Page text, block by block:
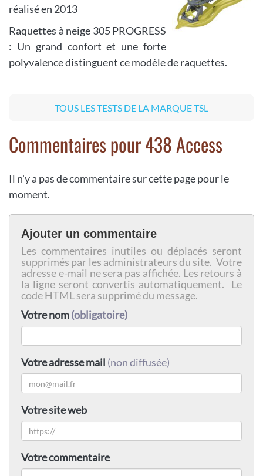
réalisé en 2013
Raquettes à neige 305 PROGRESS
: Un grand confort et une forte
polyvalence distinguent ce modèle de raquettes.
TOUS LES TESTS DE LA MARQUE TSL
Commentaires pour 438 Access
Il n'y a pas de commentaire sur cette page pour le
moment.
Ajouter un commentaire
Les commentaires inutiles ou déplacés seront
supprimés par les administrateurs du site. Votre
adresse e-mail ne sera pas affichée. Les retours à
la ligne seront convertis automatiquement. Le
code HTML sera supprimé du message.
Votre nom(obligatoire)
Votre adresse mail (non diffusée)
Votre site web
Votre commentaire